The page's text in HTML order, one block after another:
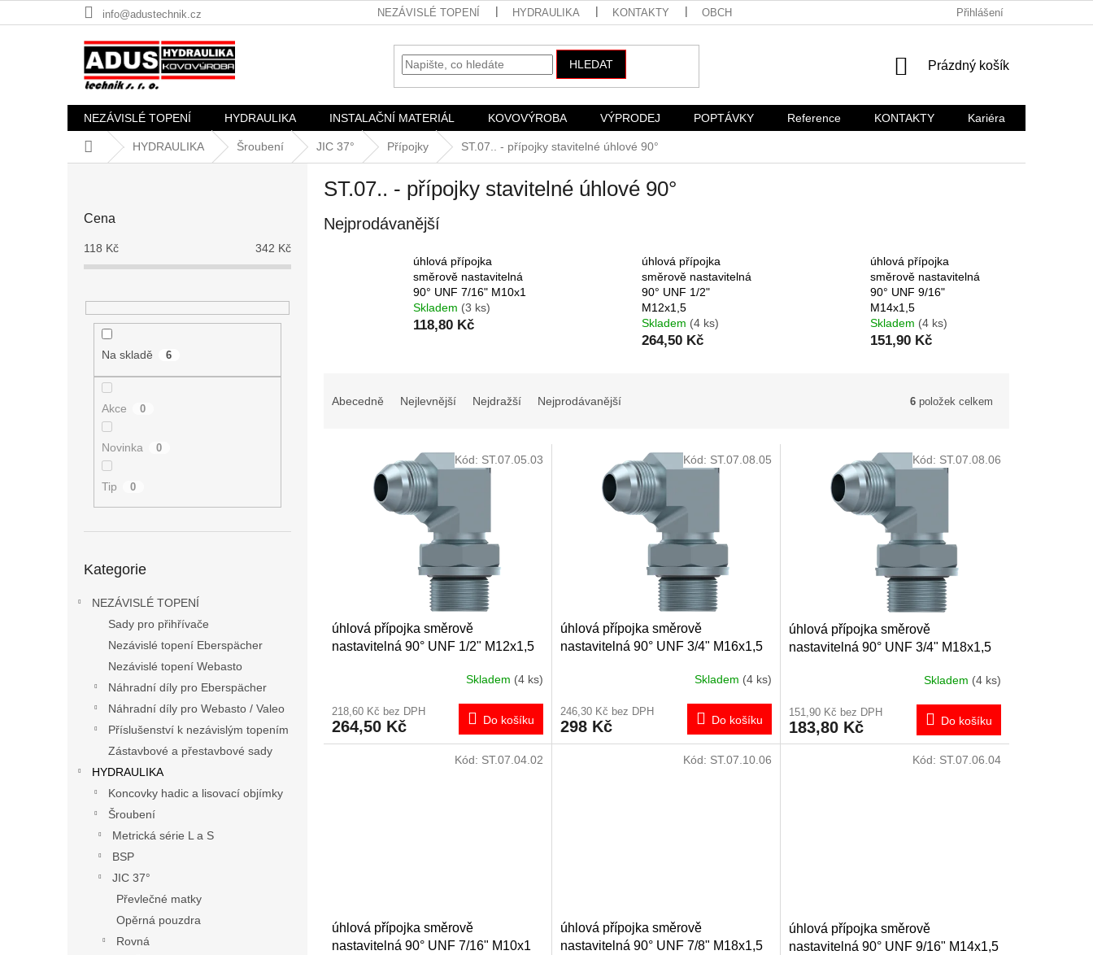
na
info@adustechnik.cz NEZÁVISLÉ TOPENÍ HYDRAULIKA KONTAKTY OBCHODNÍ PODMÍNKY Přihlášení
HLEDAT
NÁKUPNÍ
Prázdný košík
NEZÁVISLÉ TOPENÍ HYDRAULIKA INSTALAČNÍ MATERIÁL KOVOVÝROBA VÝPRODEJ POPTÁVKY Reference KONTAKTY Kariéra
Domů HYDRAULIKA Šroubení JIC 37° Přípojky ST.07.. - přípojky stavitelné úhlové 90°
Cena
118 Kč 342 Kč
Na skladě 6
Akce 0
Novinka 0
Tip 0
kategorie
Kategorie
NEZÁVISLÉ TOPENÍ
Sady pro přihřívače
Nezávislé topení Eberspächer
Nezávislé topení Webasto
Náhradní díly pro Eberspächer
Náhradní díly pro Webasto / Valeo
Příslušenství k nezávislým topením
Zástavbové a přestavbové sady
HYDRAULIKA
Koncovky hadic a lisovací objímky
Šroubení
Metrická série L a S
BSP
JIC 37°
Převlečné matky
Opěrná pouzdra
Rovná
ST.07.. - přípojky stavitelné úhlové 90°
Nejprodávanější
úhlová přípojka
směrově nastavitelná
90° UNF 7/16" M10x1
Skladem (3 ks)
118,80 Kč
úhlová přípojka
směrově nastavitelná
90° UNF 1/2"
M12x1,5
Skladem (4 ks)
264,50 Kč
úhlová přípojka
směrově nastavitelná
90° UNF 9/16"
M14x1,5
Skladem (4 ks)
151,90 Kč
Abecedně Nejlevnější Nejdražší Nejprodávanější 6 položek celkem
úhlová přípojka směrově
nastavitelná 90° UNF 1/2" M12x1,5
Skladem (4 ks)
218,60 Kč bez DPH
264,50 Kč Do košíku
Kód: ST.07.05.03
úhlová přípojka směrově
nastavitelná 90° UNF 3/4" M16x1,5
Skladem (4 ks)
246,30 Kč bez DPH
298 Kč Do košíku
Kód: ST.07.08.05
úhlová přípojka směrově
nastavitelná 90° UNF 3/4" M18x1,5
Skladem (4 ks)
151,90 Kč bez DPH
183,80 Kč Do košíku
Kód: ST.07.08.06
úhlová přípojka směrově
nastavitelná 90° UNF 7/16" M10x1
Kód: ST.07.04.02
úhlová přípojka směrově
nastavitelná 90° UNF 7/8" M18x1,5
Kód: ST.07.10.06
úhlová přípojka směrově
nastavitelná 90° UNF 9/16" M14x1,5
Kód: ST.07.06.04